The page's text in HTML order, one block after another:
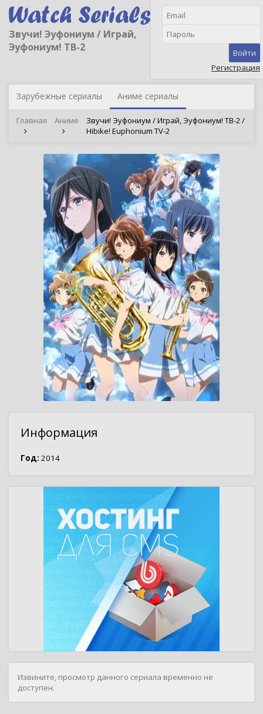
Звучи! Эуфониум / Играй,
Эуфониум! ТВ-2
Войти
Регистрация
Зарубежные сериалы Аниме сериалы
Главная Аниме
Звучи! Эуфониум / Играй, Эуфониум! ТВ-2 /
Hibike! Euphonium TV-2
Информация
Год: 2014
Извините, просмотр данного сериала временно не
доступен.